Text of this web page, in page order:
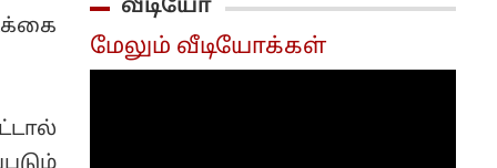
செய்யப்பட்டுள்ளார்.
வீடியோ
மேலும் வீடியோக்கள்